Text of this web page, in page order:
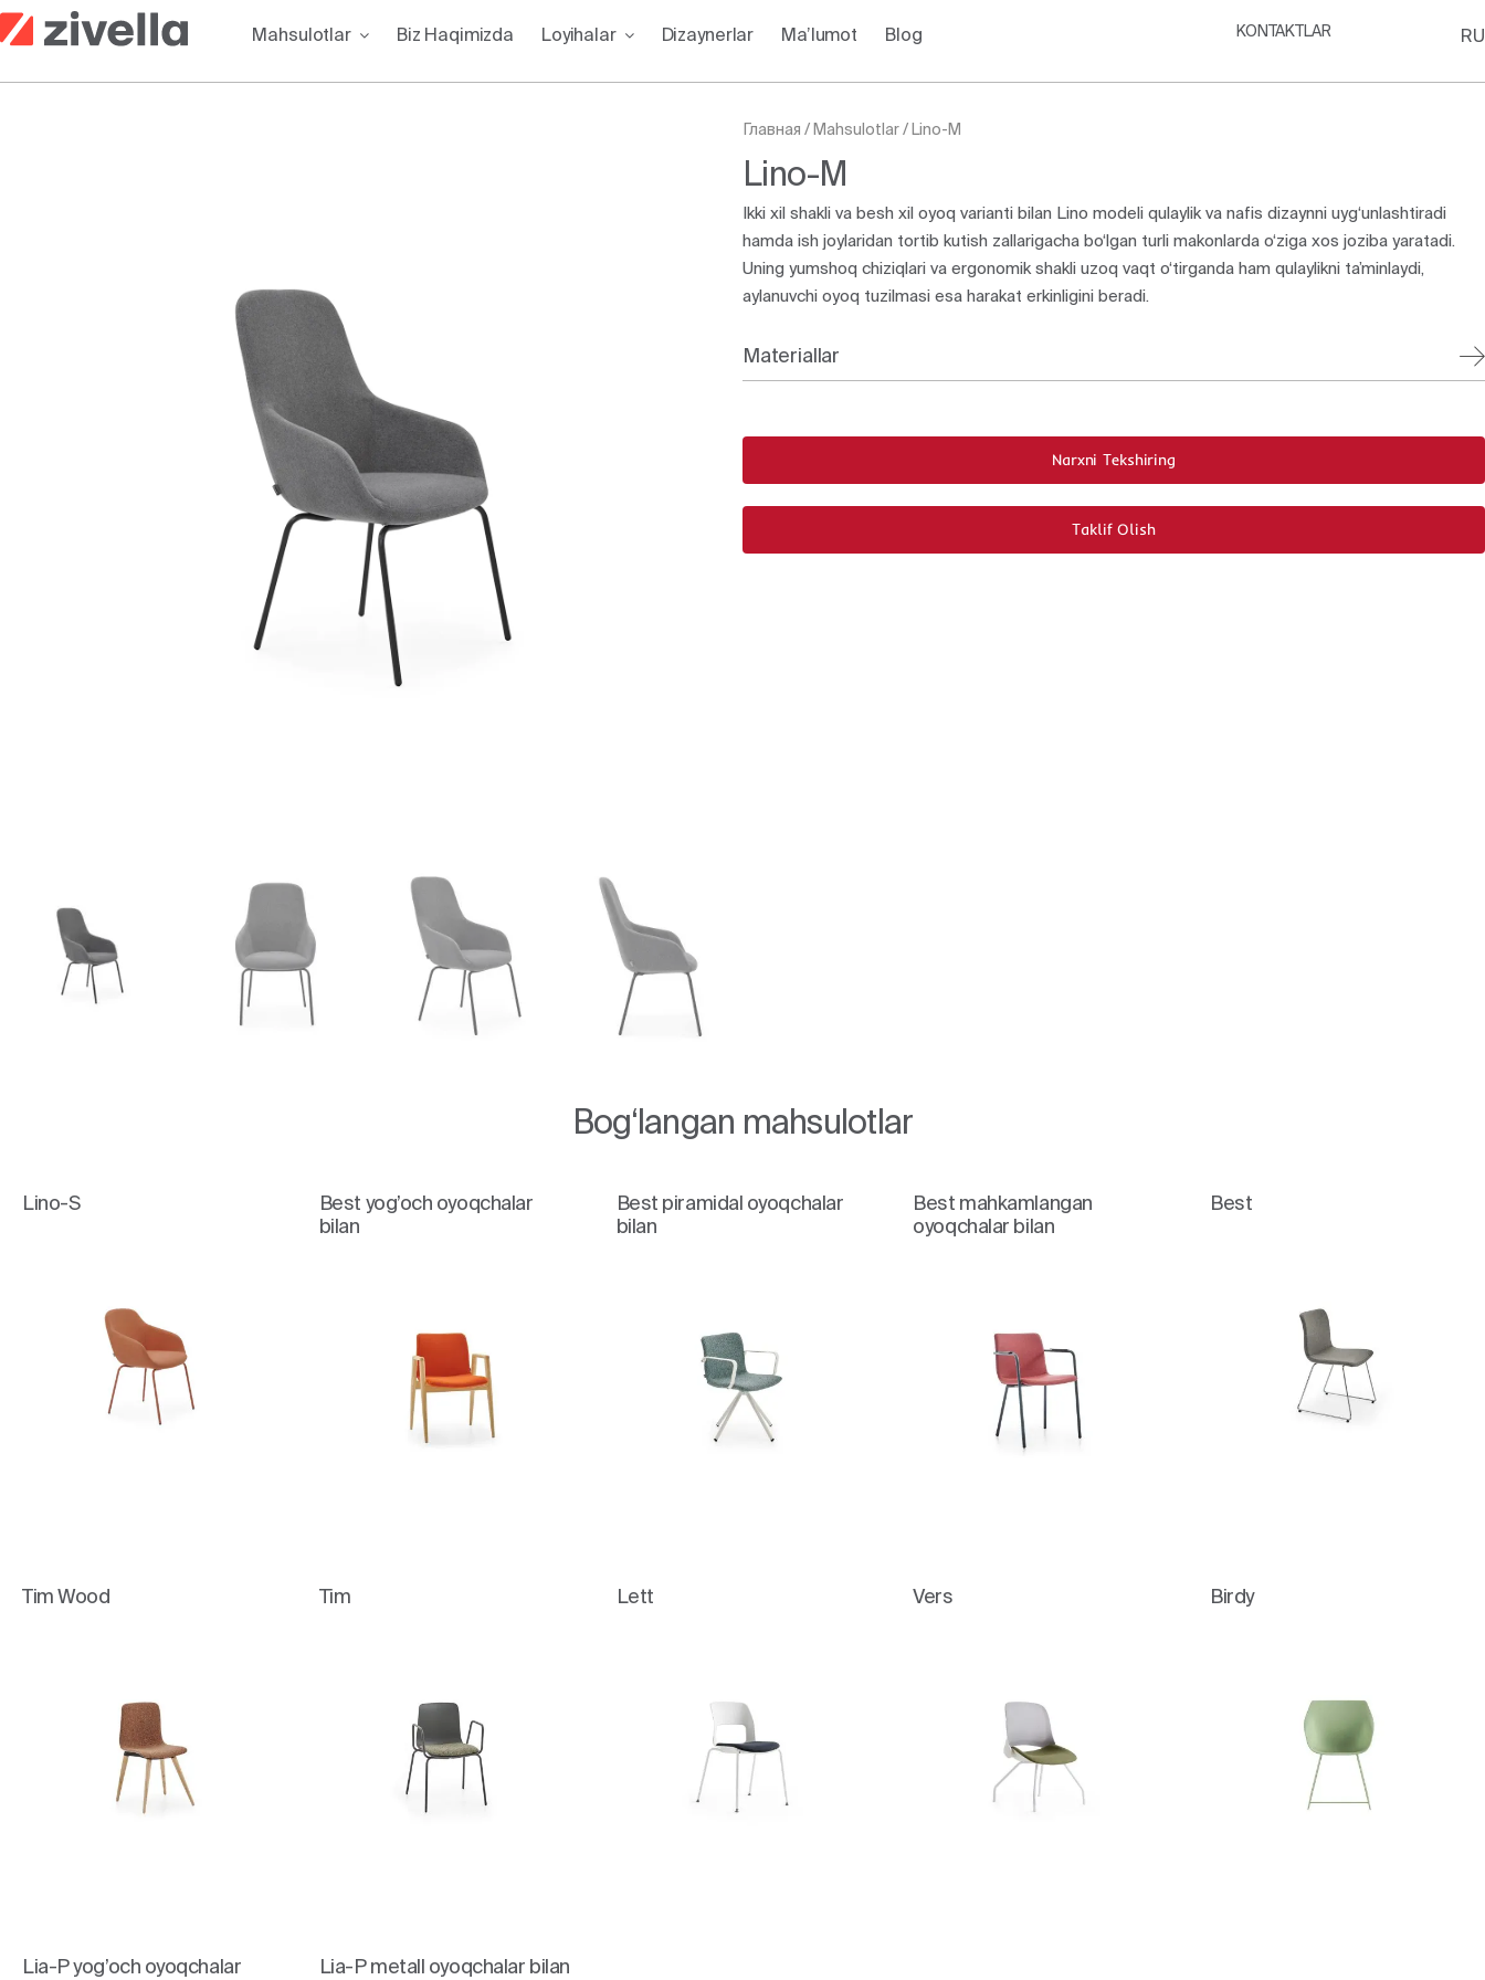
Skip
to
Mahsulotlar Biz Haqimizda Loyihalar Dizaynerlar Ma’lumot Blog KONTAKTLAR RU
Главная / Mahsulotlar/ Lino-M
Lino-M
Ikki xil shakli va besh xil oyoq varianti bilan Lino modeli qulaylik va nafis dizaynni uyg‘unlashtiradi
hamda ish joylaridan tortib kutish zallarigacha bo‘lgan turli makonlarda o‘ziga xos joziba yaratadi.
Uning yumshoq chiziqlari va ergonomik shakli uzoq vaqt o‘tirganda ham qulaylikni ta’minlaydi,
aylanuvchi oyoq tuzilmasi esa harakat erkinligini beradi.
Materiallar
Narxni Tekshiring
Taklif Olish
Bog‘langan mahsulotlar
Lino-S
Best yog’och oyoqchalar
bilan
Best piramidal oyoqchalar
bilan
Best mahkamlangan
oyoqchalar bilan
Best
Tim Wood Tim Lett Vers Birdy
Lia-P yog’och oyoqchalar
Lia-P metall oyoqchalar bilan